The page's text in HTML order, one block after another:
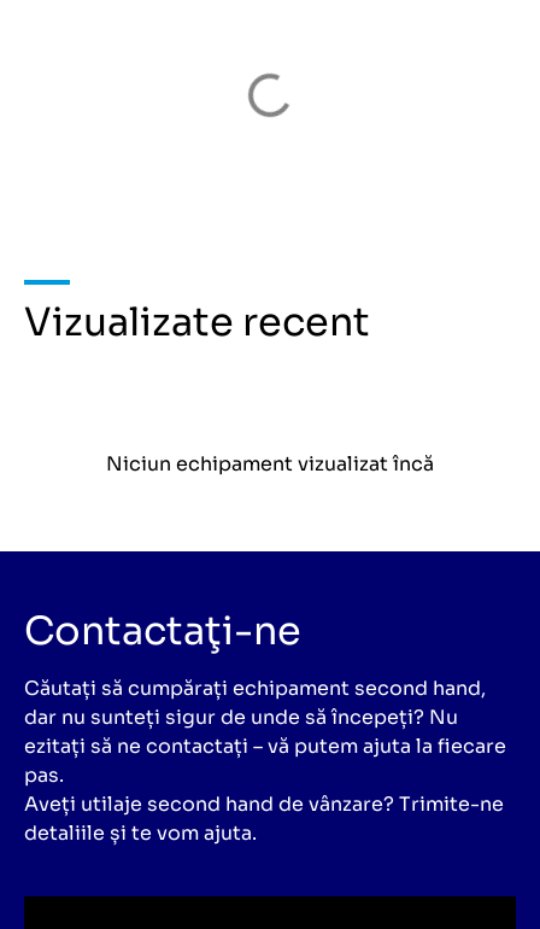
Vizualizate recent
Niciun echipament vizualizat încă
Contactaţi-ne
Căutați să cumpărați echipament second hand,
dar nu sunteți sigur de unde să începeți? Nu
ezitați să ne contactați – vă putem ajuta la fiecare
pas.
Aveți utilaje second hand de vânzare? Trimite-ne
detaliile și te vom ajuta.